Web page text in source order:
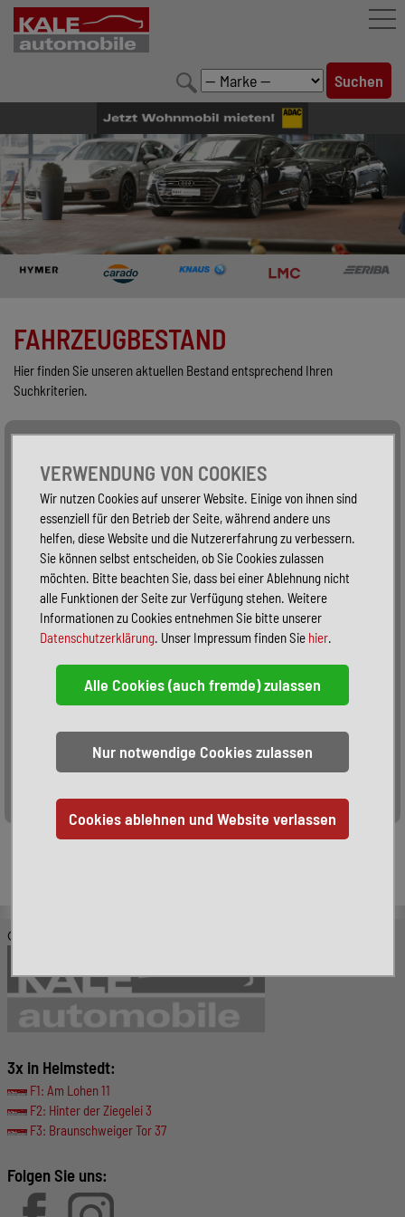
FAHRZEUGBESTAND
LEISTUNGEN
KONFIGURATOR
UNTERNEHMEN
FAHRZEUGBESTAND
Hier finden Sie unseren aktuellen Bestand entsprechend Ihren
Suchkriterien.
Alle Fahrzeuge
Sortieren:
© KALE-Automobile GmbH
3x in Helmstedt:
F1: Am Lohen 11
F2: Hinter der Ziegelei 3
F3: Braunschweiger Tor 37
Folgen Sie uns:
VERWENDUNG VON COOKIES
Wir nutzen Cookies auf unserer Website. Einige von ihnen sind
essenziell für den Betrieb der Seite, während andere uns
helfen, diese Website und die Nutzererfahrung zu verbessern.
Sie können selbst entscheiden, ob Sie Cookies zulassen
möchten. Bitte beachten Sie, dass bei einer Ablehnung nicht
alle Funktionen der Seite zur Verfügung stehen. Weitere
Informationen zu Cookies entnehmen Sie bitte unserer
Datenschutzerklärung. Unser Impressum finden Sie hier.